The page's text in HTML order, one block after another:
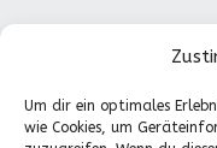
Um dir ein optimales
wie Cookies, um